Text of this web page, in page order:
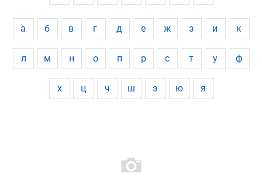
а б в г д е ж з и к
л м н о п р с т у ф
х ц ч ш э ю я